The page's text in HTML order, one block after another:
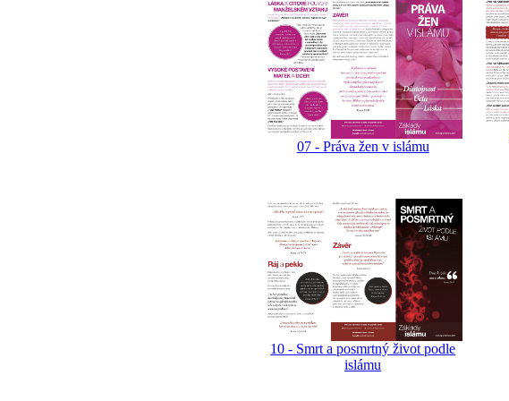
07 - Práva žen v islámu
10 - Smrt a posmrtný život podle
islámu